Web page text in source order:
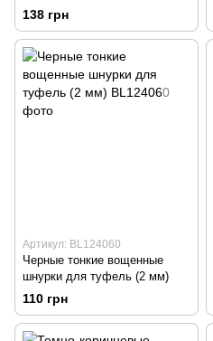
мокасины
138 грн
Артикул: BL124060
Черные тонкие вощенные
шнурки для туфель (2 мм)
110 грн